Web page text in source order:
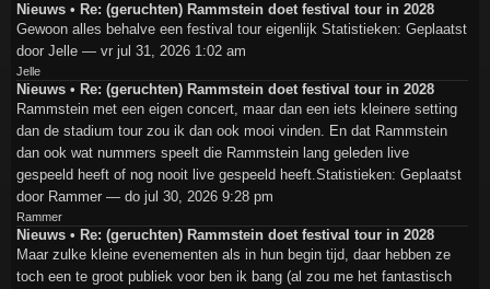
Nieuws • Re: (geruchten) Rammstein doet festival tour in 2028
Gewoon alles behalve een festival tour eigenlijk Statistieken: Geplaatst
door Jelle — vr jul 31, 2026 1:02 am
Jelle
Nieuws • Re: (geruchten) Rammstein doet festival tour in 2028
Rammstein met een eigen concert, maar dan een iets kleinere setting
dan de stadium tour zou ik dan ook mooi vinden. En dat Rammstein
dan ook wat nummers speelt die Rammstein lang geleden live
gespeeld heeft of nog nooit live gespeeld heeft.Statistieken: Geplaatst
door Rammer — do jul 30, 2026 9:28 pm
Rammer
Nieuws • Re: (geruchten) Rammstein doet festival tour in 2028
Maar zulke kleine evenementen als in hun begin tijd, daar hebben ze
toch een te groot publiek voor ben ik bang (al zou me het fantastisch